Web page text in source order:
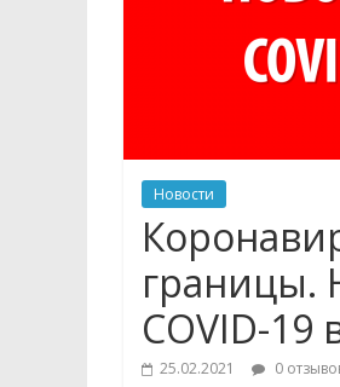
Новости
границы.
COVID-19
25.02.2021 0